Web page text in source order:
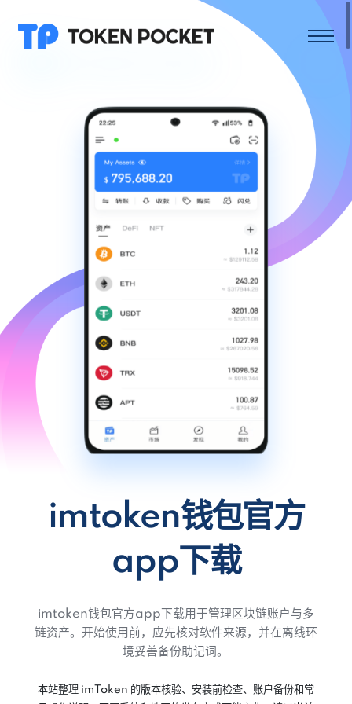
imtoken钱包官方
app下载
imtoken钱包官方app下载用于管理区块链账户与多
链资产。开始使用前，应先核对软件来源，并在离线环
境妥善备份助记词。
本站整理 imToken 的版本核验、安装前检查、账户备份和常